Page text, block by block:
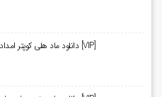
[VIP] دانلود ماد هلی کوپتر امداد aw139 برای فایوام